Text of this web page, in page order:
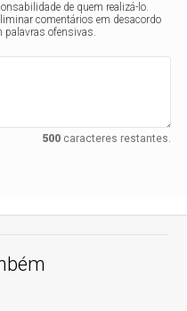
de quem realizá-lo.
comentários em desacordo
palavras ofensivas.
500caracteres restantes.